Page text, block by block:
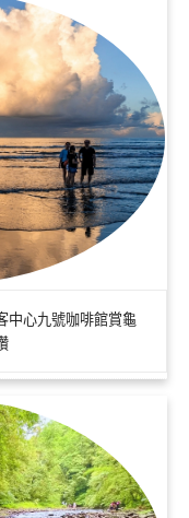
中心九號咖啡館賞龜